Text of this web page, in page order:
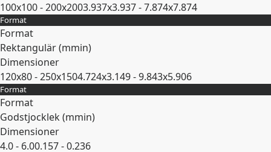
100x100 - 200x2003.937x3.937 - 7.874x7.874
Expandera
Format
Format
Rektangulär (mmin)
Dimensioner
120x80 - 250x1504.724x3.149 - 9.843x5.906
Expandera
Format
Format
Godstjocklek (mmin)
Dimensioner
4.0 - 6.00.157 - 0.236